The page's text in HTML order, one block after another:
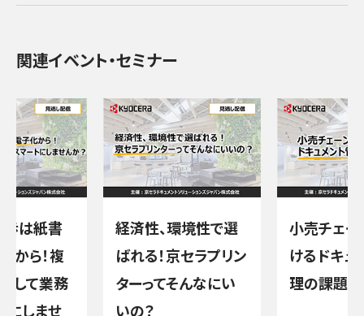
関連イベント・セミナー
は紙書
から！複
して業務
にしませ
経済性、環境性で選
ばれる！京セラプリン
ターってそんなにい
いの？
小売チェー
けるドキュ
理の課題